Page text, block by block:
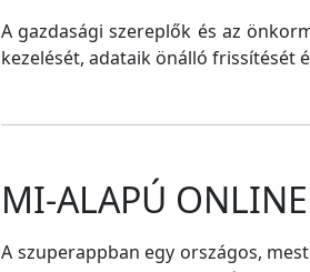
A gazdasági szereplők és az
kezelését, adataik önálló frissítését
MI-ALAPÚ ONLINE
A szuperappban egy országos,